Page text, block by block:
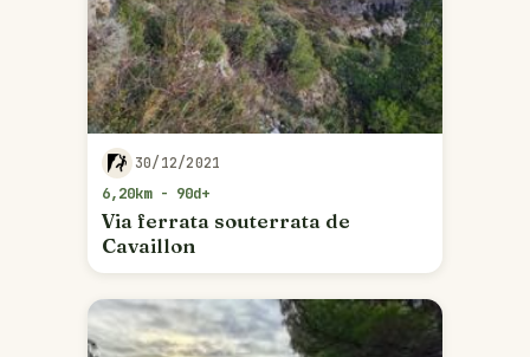
30/12/2021
6,20km - 90d+
Via ferrata souterrata de
Cavaillon